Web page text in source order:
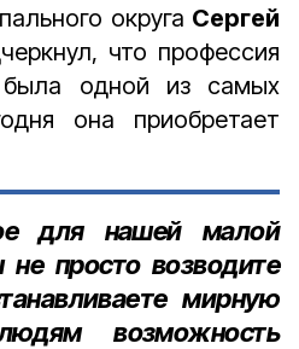
округа Сергей
что профессия
была одной из самых
она приобретает
для нашей малой
просто возводите
мирную
возможность